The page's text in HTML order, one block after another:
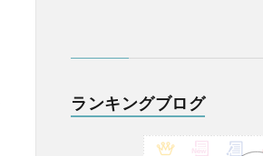
ランキングブログ